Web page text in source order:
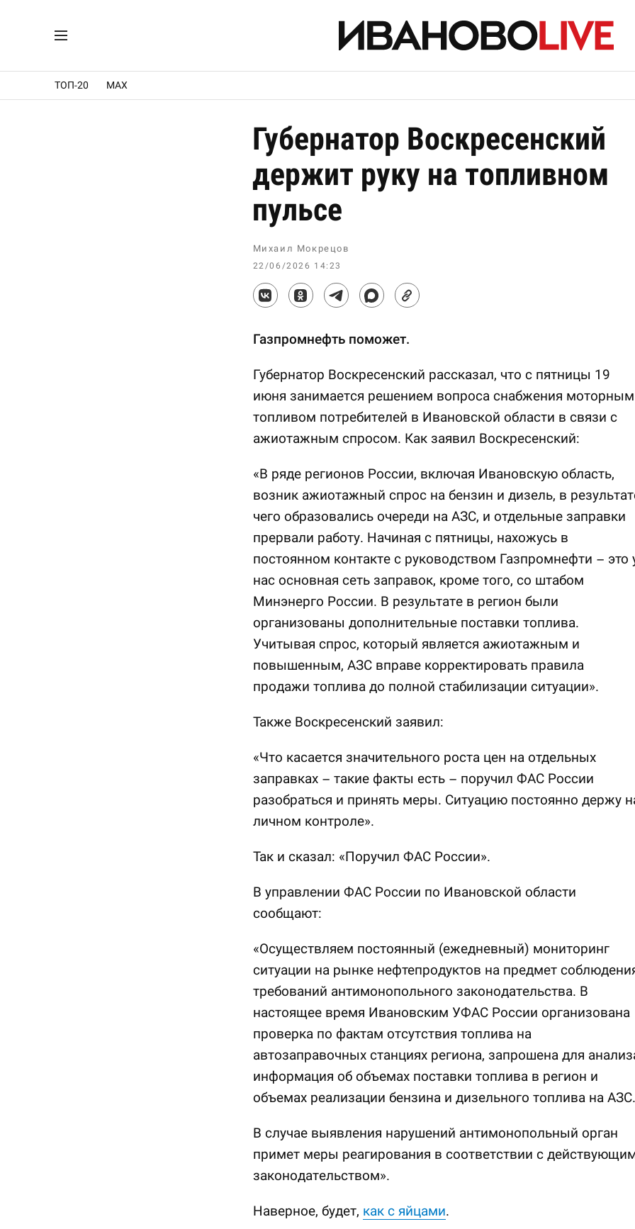
ТОП-20 MAX
Губернатор Воскресенский
держит руку на топливном
пульсе
Михаил Мокрецов
22/06/2026 14:23
Газпромнефть поможет.
Губернатор Воскресенский рассказал, что с пятницы 19
июня занимается решением вопроса снабжения моторным
топливом потребителей в Ивановской области в связи с
ажиотажным спросом. Как заявил Воскресенский:
«В ряде регионов России, включая Ивановскую область,
возник ажиотажный спрос на бензин и дизель, в
чего образовались очереди на АЗС, и отдельные заправки
прервали работу. Начиная с пятницы, нахожусь в
постоянном контакте с руководством Газпромнефти – это
нас основная сеть заправок, кроме того, со штабом
Минэнерго России. В результате в регион были
организованы дополнительные поставки топлива.
Учитывая спрос, который является ажиотажным и
повышенным, АЗС вправе корректировать правила
продажи топлива до полной стабилизации ситуации».
Также Воскресенский заявил:
«Что касается значительного роста цен на отдельных
заправках – такие факты есть – поручил ФАС России
разобраться и принять меры. Ситуацию постоянно держу
личном контроле».
Так и сказал: «Поручил ФАС России».
В управлении ФАС России по Ивановской области
сообщают:
«Осуществляем постоянный (ежедневный) мониторинг
ситуации на рынке нефтепродуктов на предмет
требований антимонопольного законодательства. В
настоящее время Ивановским УФАС России организована
проверка по фактам отсутствия топлива на
автозаправочных станциях региона, запрошена для
информация об объемах поставки топлива в регион и
объемах реализации бензина и дизельного топлива на АЗС.
В случае выявления нарушений антимонопольный орган
примет меры реагирования в соответствии с
законодательством».
Наверное, будет, как с яйцами.